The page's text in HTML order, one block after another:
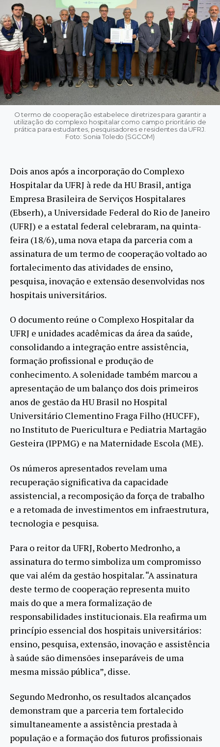
O termo de cooperação estabelece diretrizes para garantir a
utilização do complexo hospitalar como campo prioritário de
prática para estudantes, pesquisadores e residentes da UFRJ.
Foto: Sonia Toledo (SGCOM)
Dois anos após a incorporação do Complexo
Hospitalar da UFRJ à rede da HU Brasil, antiga
Empresa Brasileira de Serviços Hospitalares
(Ebserh), a Universidade Federal do Rio de Janeiro
(UFRJ) e a estatal federal celebraram, na quinta-
feira (18/6), uma nova etapa da parceria com a
assinatura de um termo de cooperação voltado ao
fortalecimento das atividades de ensino,
pesquisa, inovação e extensão desenvolvidas nos
hospitais universitários.
O documento reúne o Complexo Hospitalar da
UFRJ e unidades acadêmicas da área da saúde,
consolidando a integração entre assistência,
formação profissional e produção de
conhecimento. A solenidade também marcou a
apresentação de um balanço dos dois primeiros
anos de gestão da HU Brasil no Hospital
Universitário Clementino Fraga Filho (HUCFF),
no Instituto de Puericultura e Pediatria Martagão
Gesteira (IPPMG) e na Maternidade Escola (ME).
Os números apresentados revelam uma
recuperação significativa da capacidade
assistencial, a recomposição da força de trabalho
e a retomada de investimentos em infraestrutura,
tecnologia e pesquisa.
Para o reitor da UFRJ, Roberto Medronho, a
assinatura do termo simboliza um compromisso
que vai além da gestão hospitalar. “A assinatura
deste termo de cooperação representa muito
mais do que a mera formalização de
responsabilidades institucionais. Ela reafirma um
princípio essencial dos hospitais universitários:
ensino, pesquisa, extensão, inovação e assistência
à saúde são dimensões inseparáveis de uma
mesma missão pública”, disse.
Segundo Medronho, os resultados alcançados
demonstram que a parceria tem fortalecido
simultaneamente a assistência prestada à
população e a formação dos futuros profissionais